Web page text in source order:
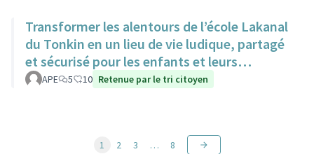
Transformer les alentours de l’école Lakanal
du Tonkin en un lieu de vie ludique, partagé
et sécurisé pour les enfants et leurs
familles.
APE 5 10 Retenue par le tri citoyen
1 2 3 … 8